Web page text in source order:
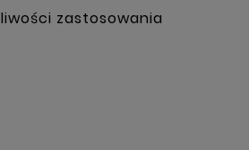
zastosowania